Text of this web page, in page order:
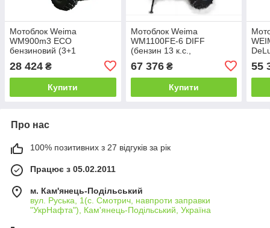
Мотоблок Weima
WM900m3 ECO
бензиновий (3+1
швидкість, 7,0 к.с., колеса
19х7.00-8)
28 424 ₴
Купити
Мотоблок Weima
WM1100FЕ-6 DIFF
(бензин 13 к.с.,
розблокіратори, 5,00-12)
67 376₴
Купити
55
Про нас
100% позитивних з 27 відгуків за рік
Працює з 05.02.2011
м. Кам'янець-Подільський
вул. Руська, 1(с. Смотрич, навпроти заправки
"УкрНафта"), Кам'янець-Подільський, Україна